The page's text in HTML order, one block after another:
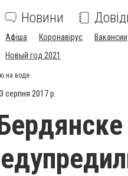
Новини
Афіша Коронавірус Вакансии
Новый год 2021
на воде
серпня 2017 р.